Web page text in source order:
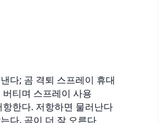
다; 곰 격퇴 스프레이 휴대
티며 스프레이 사용
한다. 저항하면 물러난다
다. 곰이 더 잘 오른다